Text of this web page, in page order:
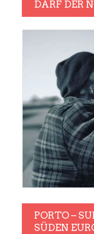
DARF DER
PORTO –
SÜDEN